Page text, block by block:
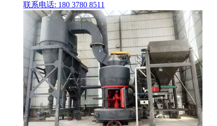
联系电话: 180 3780 8511